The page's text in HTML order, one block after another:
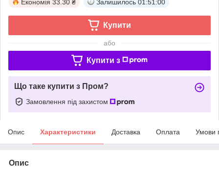
Економія 33.30 ₴ Залишилось 01:51:00
Купити
або
Купити з
Що таке купити з Пром?
Замовлення під захистом
Опис Характеристики Доставка Оплата Умови
Опис